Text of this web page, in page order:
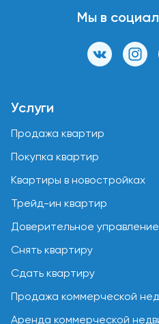
Мы в
Услуги
Продажа квартир
Покупка квартир
Квартиры в новостройках
Трейд-ин квартир
Доверительное управление
Снять квартиру
Сдать квартиру
Продажа коммерческой
Аренда коммерческой